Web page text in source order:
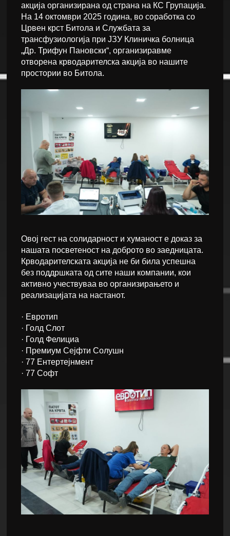
акција организирана од страна на КС Групација.
На 14 октомври 2025 година, во соработка со
Црвен крст Битола и Службата за
трансфузиологија при ЈЗУ Клиничка болница
„Др. Трифун Пановски“, организиравме
отворена крводарителска акција во нашите
простории во Битола.
Овој гест на солидарност и хуманост е доказ за
нашата посветеност на доброто во заедницата.
Крводарителската акција не би била успешна
без поддршката од сите наши компании, кои
активно учествуваа во организирањето и
реализацијата на настанот.
· Евротип
· Голд Слот
· Голд Фелициа
· Премиум Сејфти Солушн
· 77 Ентертејнмент
· 77 Софт